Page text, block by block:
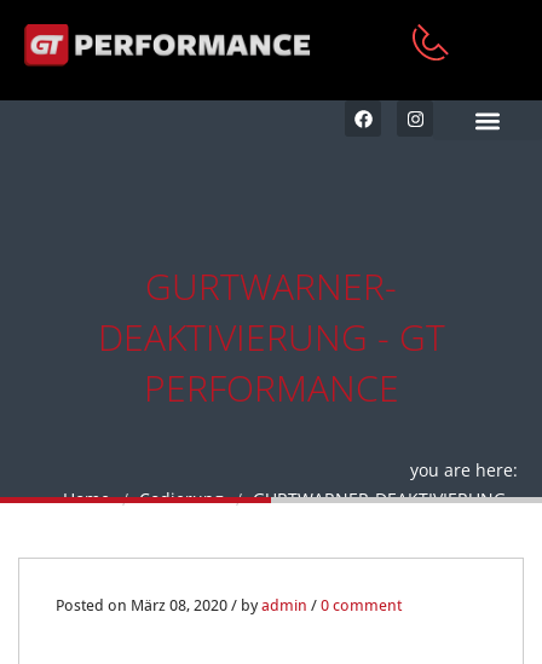
GURTWARNER-
DEAKTIVIERUNG - GT
PERFORMANCE
you are here:
Home
Codierung GURTWARNER-DEAKTIVIERUNG
08
Posted on März 08, 2020 / byadmin / 0 comment